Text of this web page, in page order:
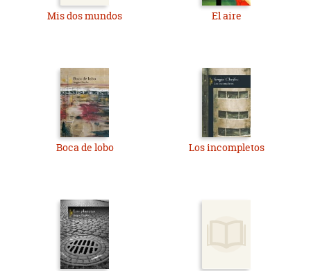
Mis dos mundos El aire
Boca de lobo Los incompletos